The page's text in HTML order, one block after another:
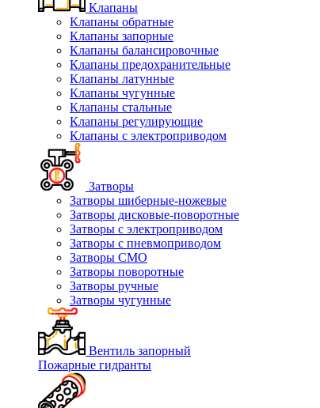
Клапаны
Клапаны обратные
Клапаны запорные
Клапаны балансировочные
Клапаны предохранительные
Клапаны латунные
Клапаны чугунные
Клапаны стальные
Клапаны регулирующие
Клапаны с электроприводом
Затворы
Затворы шиберные-ножевые
Затворы дисковые-поворотные
Затворы с электроприводом
Затворы с пневмоприводом
Затворы СМО
Затворы поворотные
Затворы ручные
Затворы чугунные
Вентиль запорный
Пожарные гидранты